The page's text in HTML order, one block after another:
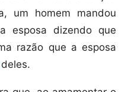
um homem mandou
esposa dizendo que
razão que a esposa
deles.